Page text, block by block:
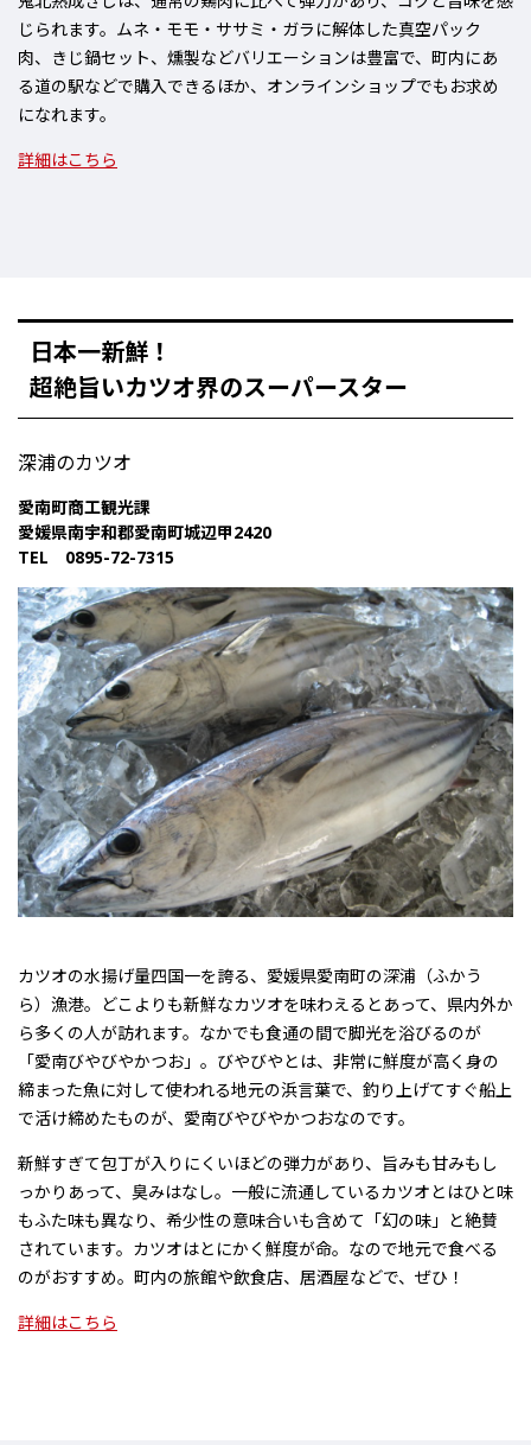
じられます。ムネ・モモ・ササミ・ガラに解体した真空パック
肉、きじ鍋セット、燻製などバリエーションは豊富で、町内にあ
る道の駅などで購入できるほか、オンラインショップでもお求め
になれます。
詳細はこちら
日本一新鮮！
超絶旨いカツオ界のスーパースター
深浦のカツオ
愛南町商工観光課
愛媛県南宇和郡愛南町城辺甲2420
TEL 0895-72-7315
カツオの水揚げ量四国一を誇る、愛媛県愛南町の深浦（ふかう
ら）漁港。どこよりも新鮮なカツオを味わえるとあって、県内外か
ら多くの人が訪れます。なかでも食通の間で脚光を浴びるのが
「愛南びやびやかつお」 。びやびやとは、非常に鮮度が高く身の
締まった魚に対して使われる地元の浜言葉で、 釣り上げてすぐ船上
で活け締めたものが、愛南びやびやかつおなのです。
新鮮すぎて包丁が入りにくいほどの弾力があり、旨みも甘みも し
っかりあって、 臭みはなし。一般に流通しているカツオとはひと味
もふた味も異なり、希少性の意味合いも含めて「幻の味」と絶賛
されています。カツオはとにかく鮮度が命。なので地元で食べる
のがおすすめ。町内の旅館や飲食店、居酒屋などで、ぜひ！
詳細はこちら